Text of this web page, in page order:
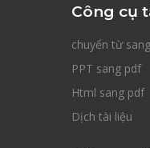
Công cụ
chuyển từ
PPT sang pdf
Html sang pdf
Dịch tài liệu